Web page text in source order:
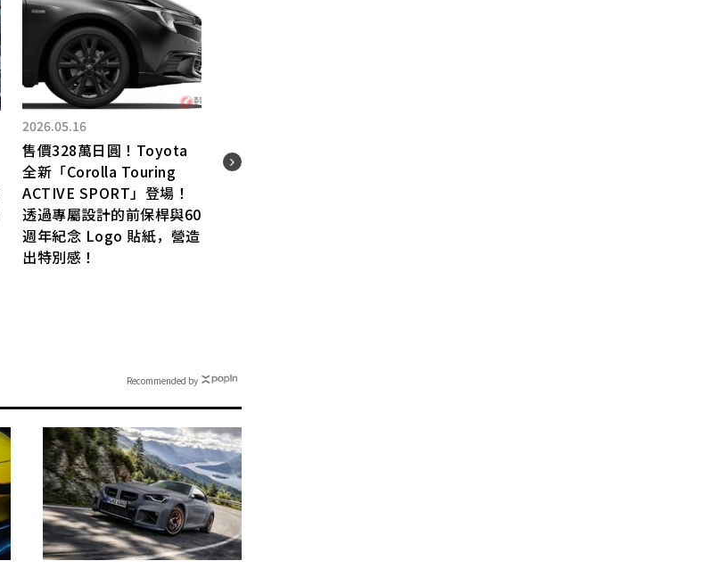
2026.05.16
售價328萬日圓！Toyota
全新「Corolla Touring
ACTIVE SPORT」登場！
透過專屬設計的前保桿與60
週年紀念 Logo 貼紙，營造
出特別感！
Recommended by